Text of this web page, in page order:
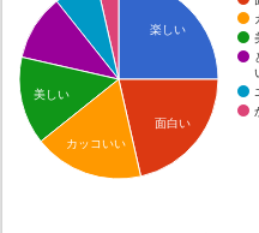
楽しい
面白い
美しい
カッコいい